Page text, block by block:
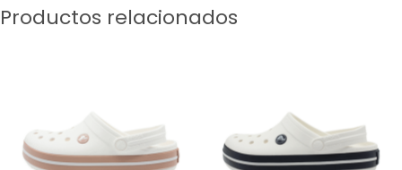
Productos relacionados